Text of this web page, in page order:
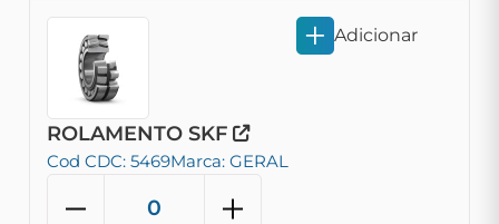
ROLAMENTO SKF
Cod CDC: 5469Marca: GERAL
Adicionar